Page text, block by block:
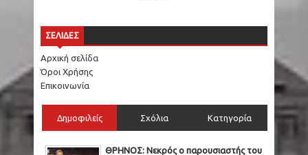
ΣΕΛΙΔΕΣ
Αρχική σελίδα
Όροι Χρήσης
Επικοινωνία
Δημοφιλείς Σχόλια Κατηγορία
ΘΡΗΝΟΣ: Νεκρός ο παρουσιαστής του